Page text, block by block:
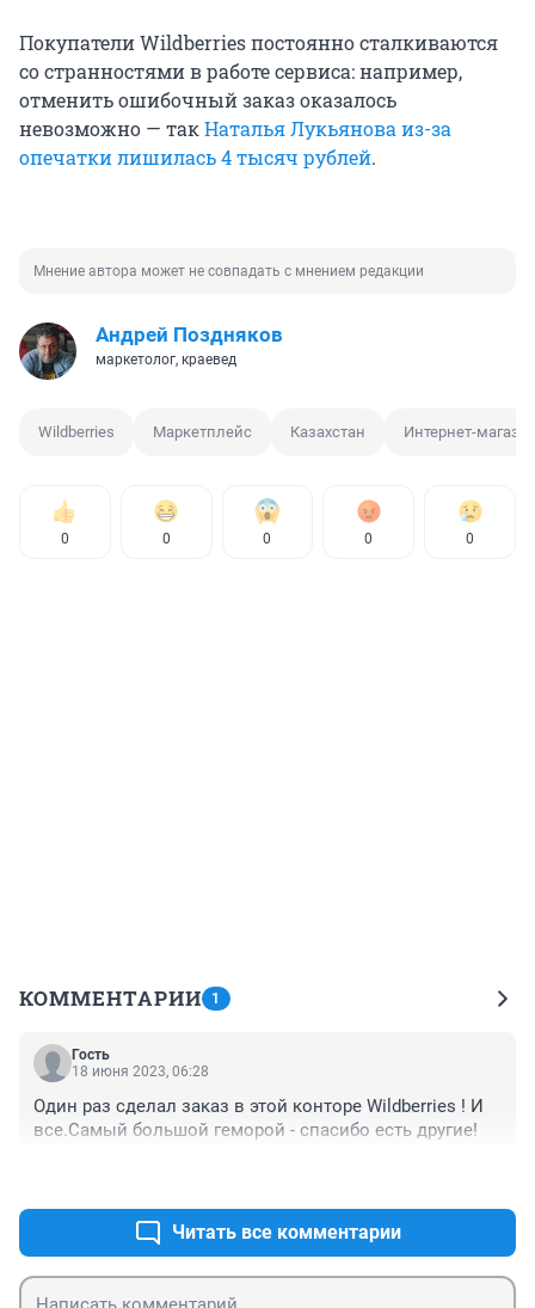
Покупатели Wildberries постоянно сталкиваются
со странностями в работе сервиса: например,
отменить ошибочный заказ оказалось
невозможно — такНаталья Лукьянова из-за
опечатки лишилась 4 тысяч рублей.
Мнение автора может не совпадать с мнением редакции
Андрей Поздняков
маркетолог, краевед
Wildberries Маркетплейс Казахстан Интернет-
0 0 0 0 0
КОММЕНТАРИИ 1
Гость
18 июня 2023, 06:28
Один раз сделал заказ в этой конторе Wildberries ! И
все.Самый большой геморой - спасибо есть другие!
Читать все комментарии